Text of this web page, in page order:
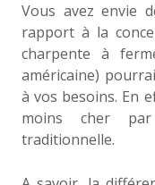
Vous avez envie
rapport à la
charpente à
américaine)
à vos besoins. En
moins cher
traditionnelle.